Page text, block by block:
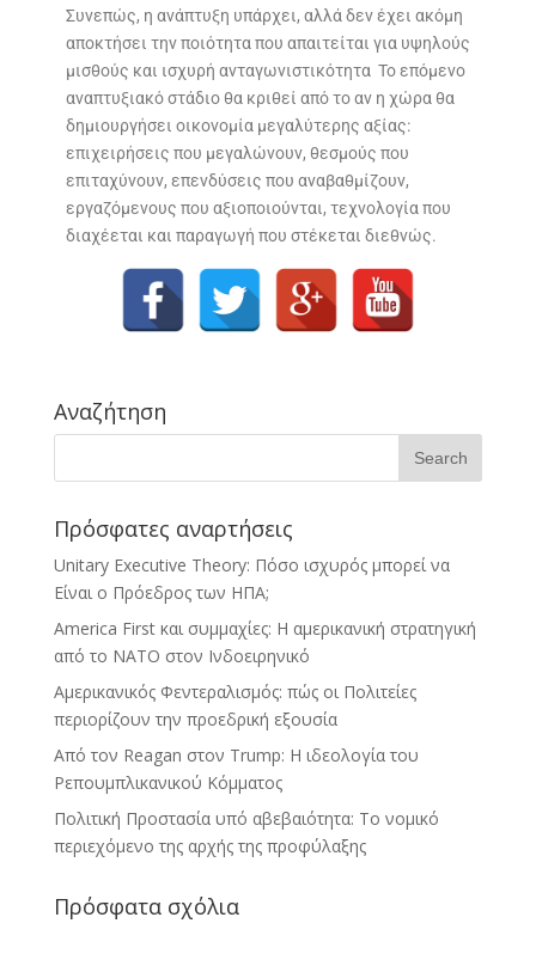
Συνεπώς, η ανάπτυξη υπάρχει, αλλά δεν έχει ακόμη
αποκτήσει την ποιότητα που απαιτείται για υψηλούς
μισθούς και ισχυρή ανταγωνιστικότητα Το επόμενο
αναπτυξιακό στάδιο θα κριθεί από το αν η χώρα θα
δημιουργήσει οικονομία μεγαλύτερης αξίας:
επιχειρήσεις που μεγαλώνουν, θεσμούς που
επιταχύνουν, επενδύσεις που αναβαθμίζουν,
εργαζόμενους που αξιοποιούνται, τεχνολογία που
διαχέεται και παραγωγή που στέκεται διεθνώς.
Αναζήτηση
Πρόσφατες αναρτήσεις
Unitary Executive Theory: Πόσο ισχυρός μπορεί να
Είναι ο Πρόεδρος των ΗΠΑ;
America First και συμμαχίες: Η αμερικανική στρατηγική
από το ΝΑΤΟ στον Ινδοειρηνικό
Αμερικανικός Φεντεραλισμός: πώς οι Πολιτείες
περιορίζουν την προεδρική εξουσία
Από τον Reagan στον Trump: Η ιδεολογία του
Ρεπουμπλικανικού Κόμματος
Πολιτική Προστασία υπό αβεβαιότητα: Το νομικό
περιεχόμενο της αρχής της προφύλαξης
Πρόσφατα σχόλια